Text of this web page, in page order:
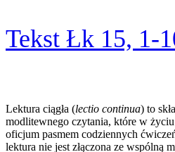
Tekst Łk 15, 1-
Lektura ciągła (lectio continua) to
modlitewnego czytania, które w
oficjum pasmem codziennych
lektura nie jest złączona ze wspólną